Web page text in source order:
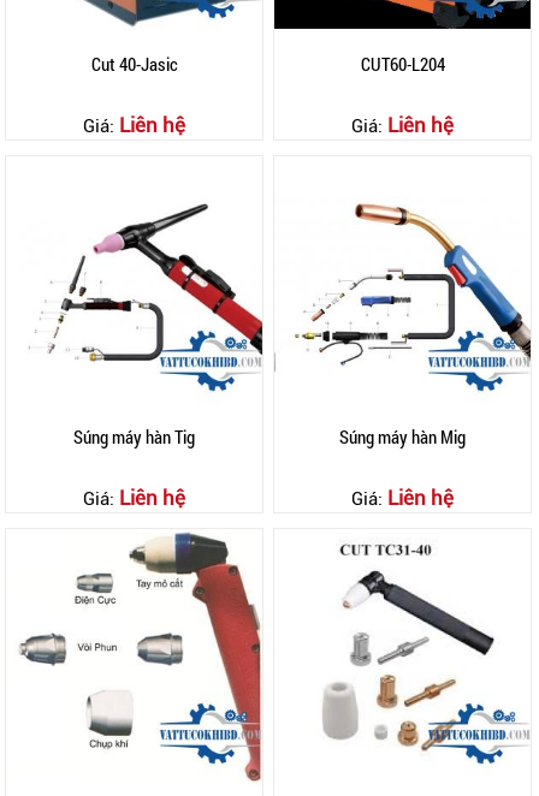
Cut 40-Jasic
Giá: Liên hệ
CUT60-L204
Giá: Liên hệ
Súng máy hàn Tig
Giá: Liên hệ
Súng máy hàn Mig
Giá: Liên hệ